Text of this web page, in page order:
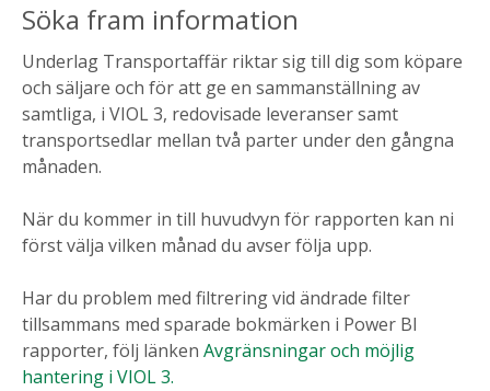
Söka fram information
Underlag Transportaffär riktar sig till dig som köpare
och säljare och för att ge en sammanställning av
samtliga, i VIOL 3, redovisade leveranser samt
transportsedlar mellan två parter under den gångna
månaden.
När du kommer in till huvudvyn för rapporten kan ni
först välja vilken månad du avser följa upp.
Har du problem med filtrering vid ändrade filter
tillsammans med sparade bokmärken i Power BI
rapporter, följ länken Avgränsningar och möjlig
hantering i VIOL 3.